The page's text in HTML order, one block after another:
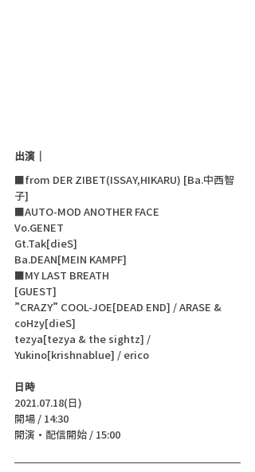
出演｜
■from DER ZIBET(ISSAY,HIKARU) [Ba.中西智
子]
■AUTO-MOD ANOTHER FACE
Vo.GENET
Gt.Tak[dieS]
Ba.DEAN[MEIN KAMPF]
■MY LAST BREATH
[GUEST]
”CRAZY” COOL-JOE[DEAD END] / ARASE &
coHzy[dieS]
tezya[tezya & the sightz] /
Yukino[krishnablue] / erico
日時
2021.07.18(日)
開場 / 14:30
開演・配信開始 / 15:00